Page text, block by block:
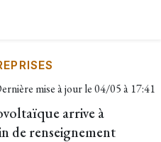
mise à jour le04/05 à 17:41
arrive à
de renseignement